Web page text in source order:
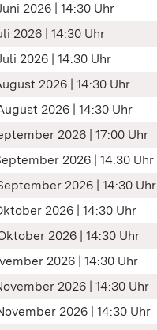
2026 | 14:30 Uhr
2026 | 14:30 Uhr
2026 | 14:30 Uhr
2026 | 14:30 Uhr
2026 | 14:30 Uhr
2026 | 17:00 Uhr
2026 | 14:30 Uhr
2026 | 14:30 Uhr
2026 | 14:30 Uhr
2026 | 14:30 Uhr
2026 | 14:30 Uhr
2026 | 14:30 Uhr
2026 | 14:30 Uhr